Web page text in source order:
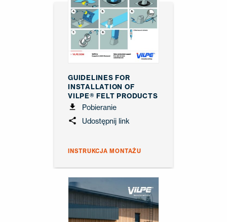
GUIDELINES FOR
INSTALLATION OF
VILPE® FELT PRODUCTS
Pobieranie
Udostępnij link
INSTRUKCJA MONTAŻU